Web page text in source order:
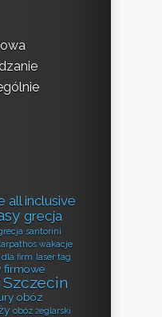
all inclusive
grecja
santorini
wakacje
firm laser tag
firmowe
Szczecin
obóz
obóz żeglarski